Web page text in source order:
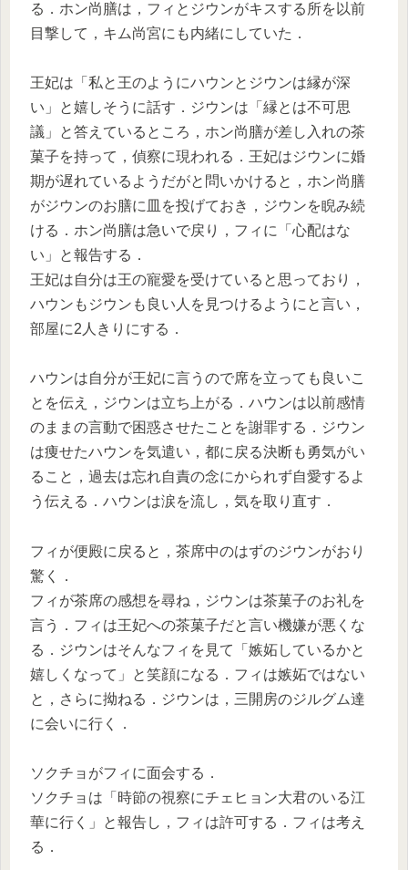
る．ホン尚膳は，フィとジウンがキスする所を以前
目撃して，キム尚宮にも内緒にしていた．
王妃は「私と王のようにハウンとジウンは縁が深
い」と嬉しそうに話す．ジウンは「縁とは不可思
議」と答えているところ，ホン尚膳が差し入れの茶
菓子を持って，偵察に現われる．王妃はジウンに婚
期が遅れているようだがと問いかけると，ホン尚膳
がジウンのお膳に皿を投げておき，ジウンを睨み続
ける．ホン尚膳は急いで戻り，フィに「心配はな
い」と報告する．
王妃は自分は王の寵愛を受けていると思っており，
ハウンもジウンも良い人を見つけるようにと言い，
部屋に2人きりにする．
ハウンは自分が王妃に言うので席を立っても良いこ
とを伝え，ジウンは立ち上がる．ハウンは以前感情
のままの言動で困惑させたことを謝罪する．ジウン
は痩せたハウンを気遣い，都に戻る決断も勇気がい
ること，過去は忘れ自責の念にかられず自愛するよ
う伝える．ハウンは涙を流し，気を取り直す．
フィが便殿に戻ると，茶席中のはずのジウンがおり
驚く．
フィが茶席の感想を尋ね，ジウンは茶菓子のお礼を
言う．フィは王妃への茶菓子だと言い機嫌が悪くな
る．ジウンはそんなフィを見て「嫉妬しているかと
嬉しくなって」と笑顔になる．フィは嫉妬ではない
と，さらに拗ねる．ジウンは，三開房のジルグム達
に会いに行く．
ソクチョがフィに面会する．
ソクチョは「時節の視察にチェヒョン大君のいる江
華に行く」と報告し，フィは許可する．フィは考え
る．